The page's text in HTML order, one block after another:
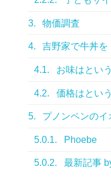
3. 物価調査
4. 吉野家で牛丼を
4.1. お味はとい
4.2. 価格はとい
5. プノンペンの
5.0.1. Phoebe
5.0.2. 最新記事